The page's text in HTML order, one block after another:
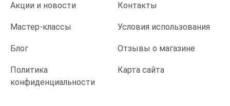
Акции и новости Контакты
Мастер-классы Условия использования
Блог Отзывы о магазине
Политика
конфиденциальности
Карта сайта